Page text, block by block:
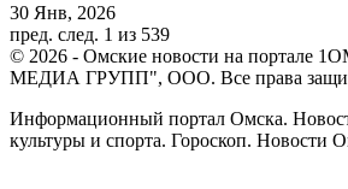
30 Янв, 2026
пред. след. 1 из 539
© 2026 - Омские новости на портале
МЕДИА ГРУПП", ООО. Все права
Информационный портал Омска.
культуры и спорта. Гороскоп. Новости